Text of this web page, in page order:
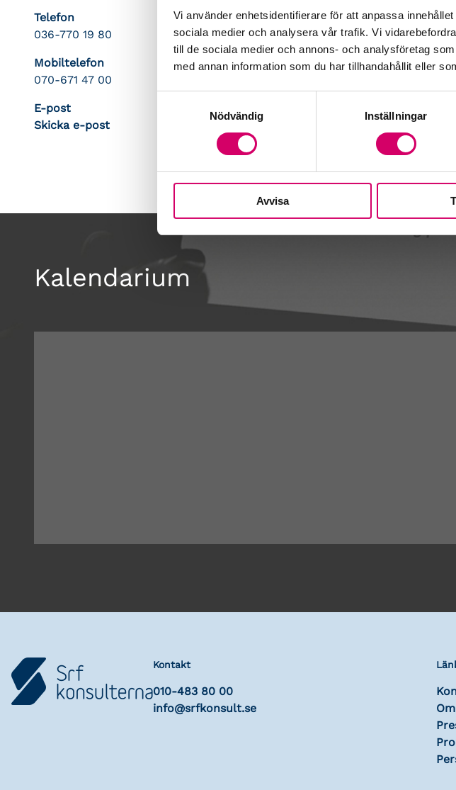
Vi använder enhetsidentifierare för att anpassa
sociala medier och analysera vår trafik. Vi
till de sociala medier och annons- och analysföretag
med annan information som du har tillhandahållit eller
Nödvändig
Inställningar
Avvisa
Telefon
036-770 19 80
Mobiltelefon
070-671 47 00
E-post
Skicka e-post
Kalendarium
Kontakt
010-483 80 00
info@srfkonsult.se